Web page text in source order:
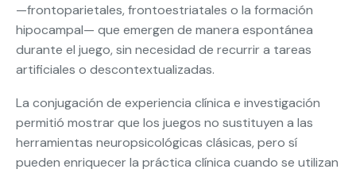
—frontoparietales, frontoestriatales o la formación
hipocampal— que emergen de manera espontánea
durante el juego, sin necesidad de recurrir a tareas
artificiales o descontextualizadas.
La conjugación de experiencia clínica e investigación
permitió mostrar que los juegos no sustituyen a las
herramientas neuropsicológicas clásicas, pero sí
pueden enriquecer la práctica clínica cuando se utilizan